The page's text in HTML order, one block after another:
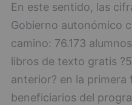
En este sentido, las
Gobierno autonómico
camino: 76.173
libros de texto gratis
anterior? en la primera
beneficiarios del